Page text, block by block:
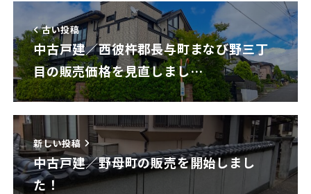
古い投稿
中古戸建／西彼杵郡長与町まなび野三丁
目の販売価格を見直しまし…
新しい投稿
中古戸建／野母町の販売を開始しまし
た！